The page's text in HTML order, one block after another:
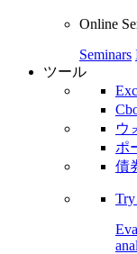
Online
Seminars
ツール
ウ
ポ
債